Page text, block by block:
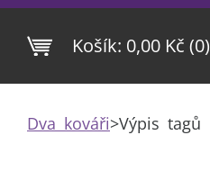
Košík: 0,00 Kč (0)
Dva kováři>Výpis tagů